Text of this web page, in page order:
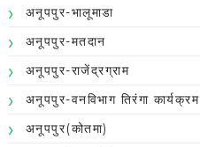
अनूपपुर-भालूमाडा
अनूपपुर-मतदान
अनूपपुर-राजेंद्रग्राम
अनूपपुर-वनविभाग तिरंगा कार्यक्रम
अनूपपुर(कोतमा)